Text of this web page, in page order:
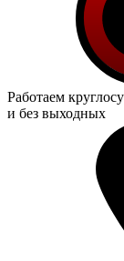
Работаем
и без выходных